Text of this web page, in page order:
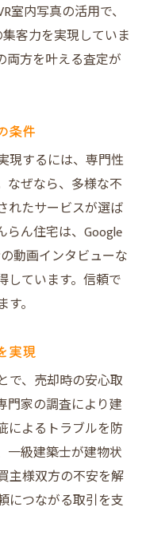
室内写真の活用で、
客力を実現していま
両方を叶える査定が
条件
現するには、専門性
なぜなら、多様な不
れたサービスが選ば
らん住宅は、Google
動画インタビューな
しています。信頼で
。
実現
で、売却時の安心取
門家の調査により建
によるトラブルを防
一級建築士が建物状
主様双方の不安を解
につながる取引を支